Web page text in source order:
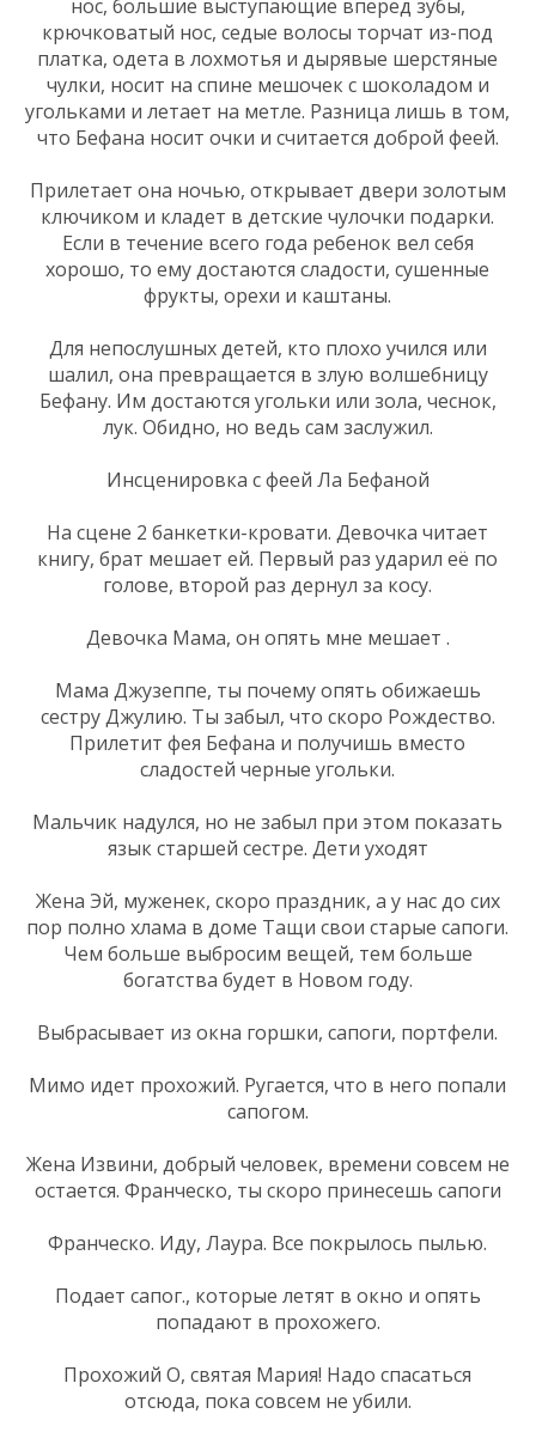
нос, большие выступающие вперед зубы,
крючковатый нос, седые волосы торчат из-под
платка, одета в лохмотья и дырявые шерстяные
чулки, носит на спине мешочек с шоколадом и
угольками и летает на метле. Разница лишь в том,
что Бефана носит очки и считается доброй феей.
Прилетает она ночью, открывает двери золотым
ключиком и кладет в детские чулочки подарки.
Если в течение всего года ребенок вел себя
хорошо, то ему достаются сладости, сушенные
фрукты, орехи и каштаны.
Для непослушных детей, кто плохо учился или
шалил, она превращается в злую волшебницу
Бефану. Им достаются угольки или зола, чеснок,
лук. Обидно, но ведь сам заслужил.
Инсценировка с феей Ла Бефаной
На сцене 2 банкетки-кровати. Девочка читает
книгу, брат мешает ей. Первый раз ударил её по
голове, второй раз дернул за косу.
Девочка Мама, он опять мне мешает .
Мама Джузеппе, ты почему опять обижаешь
сестру Джулию. Ты забыл, что скоро Рождество.
Прилетит фея Бефана и получишь вместо
сладостей черные угольки.
Мальчик надулся, но не забыл при этом показать
язык старшей сестре. Дети уходят
Жена Эй, муженек, скоро праздник, а у нас до сих
пор полно хлама в доме Тащи свои старые сапоги.
Чем больше выбросим вещей, тем больше
богатства будет в Новом году.
Выбрасывает из окна горшки, сапоги, портфели.
Мимо идет прохожий. Ругается, что в него попали
сапогом.
Жена Извини, добрый человек, времени совсем не
остается. Франческо, ты скоро принесешь сапоги
Франческо. Иду, Лаура. Все покрылось пылью.
Подает сапог., которые летят в окно и опять
попадают в прохожего.
Прохожий О, святая Мария! Надо спасаться
отсюда, пока совсем не убили.